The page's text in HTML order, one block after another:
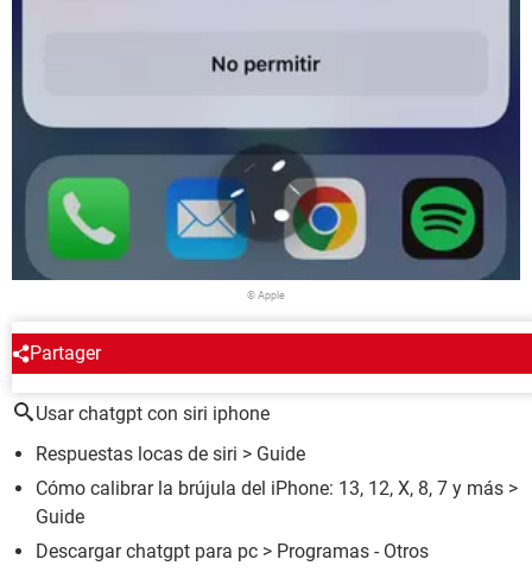
© Apple
Partager
ALREDEDOR DEL MISMO TEMA
Usar chatgpt con siri iphone
Respuestas locas de siri > Guide
Cómo calibrar la brújula del iPhone: 13, 12, X, 8, 7 y más >
Guide
Descargar chatgpt para pc > Programas - Otros